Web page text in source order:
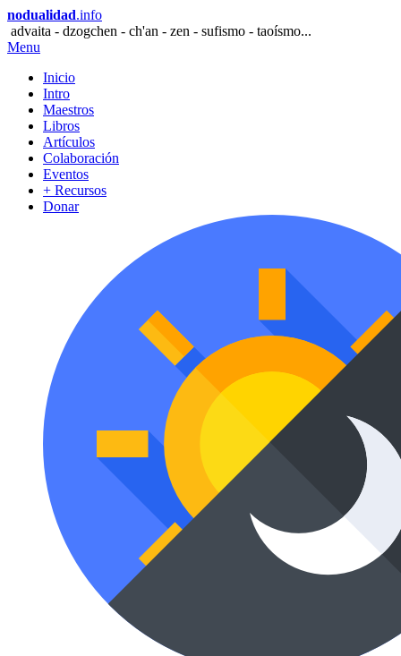
nodualidad.info
advaita - dzogchen - ch'an - zen - sufismo - taoísmo...
Menu
Inicio
Intro
Maestros
Libros
Artículos
Colaboración
Eventos
+ Recursos
Donar